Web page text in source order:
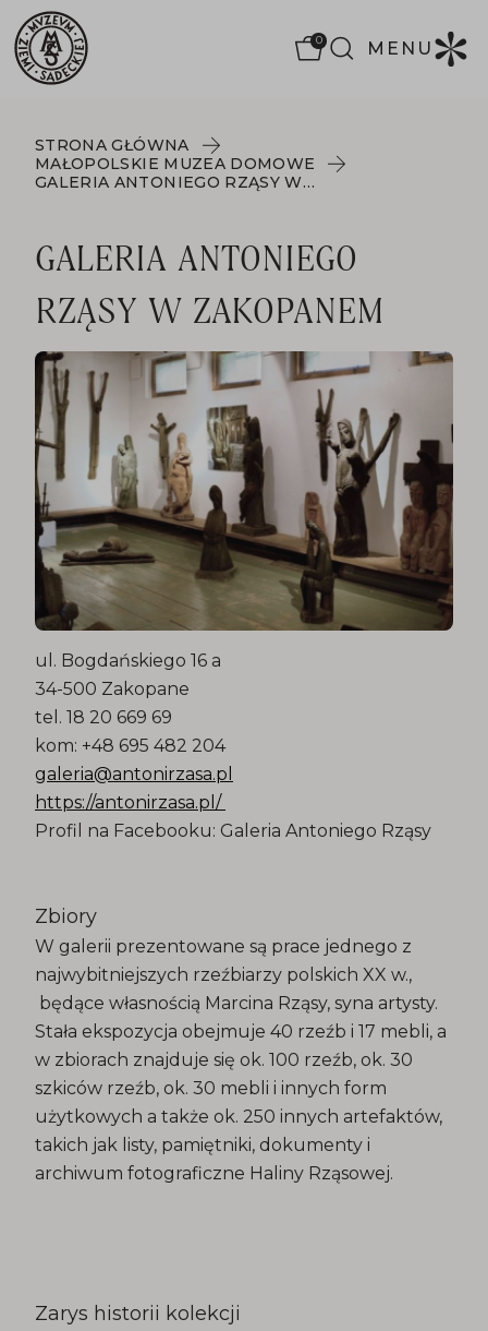
0 MENU
STRONA GŁÓWNA
MAŁOPOLSKIE MUZEA DOMOWE
GALERIA ANTONIEGO RZĄSY W ZAKOPANEM
GALERIA ANTONIEGO
RZĄSY W ZAKOPANEM
ul. Bogdańskiego 16 a
34-500 Zakopane
tel. 18 20 669 69
kom: +48 695 482 204
galeria@antonirzasa.pl
https://antonirzasa.pl/
Profil na Facebooku: Galeria Antoniego Rząsy
Zbiory
W galerii prezentowane są prace jednego z
najwybitniejszych rzeźbiarzy polskich XX w.,
będące własnością Marcina Rząsy, syna artysty.
Stała ekspozycja obejmuje 40 rzeźb i 17 mebli, a
w zbiorach znajduje się ok. 100 rzeźb, ok. 30
szkiców rzeźb, ok. 30 mebli i innych form
użytkowych a także ok. 250 innych artefaktów,
takich jak listy, pamiętniki, dokumenty i
archiwum fotograficzne Haliny Rząsowej.
Zarys historii kolekcji